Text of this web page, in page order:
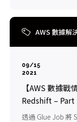
AWS 數據解
09/15
2021
【AWS 數據
Redshift – Part
透過 Glue Job 將